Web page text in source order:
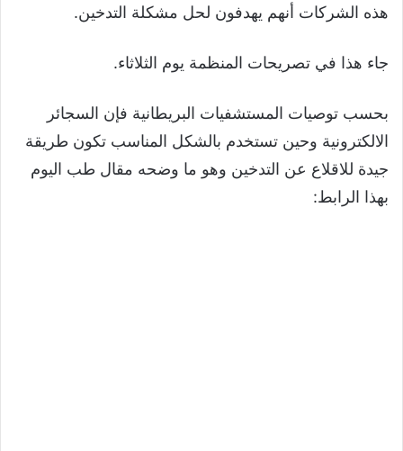
هذه الشركات أنهم يهدفون لحل مشكلة التدخين.
جاء هذا في تصريحات المنظمة يوم الثلاثاء.
بحسب توصيات المستشفيات البريطانية فإن السجائر
الالكترونية وحين تستخدم بالشكل المناسب تكون طريقة
جيدة للاقلاع عن التدخين وهو ما وضحه مقال طب اليوم
بهذا الرابط: